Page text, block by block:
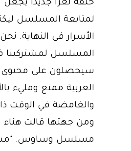
حلقة لغزاً جديداً يجعل
لمتابعة المسلسل
الأسرار في النهاية.
سيحصلون على
العربية ممتع ومليء
والغامضة في الوقت
ومن جهتها قالت هناء
مسلسل وساوس: